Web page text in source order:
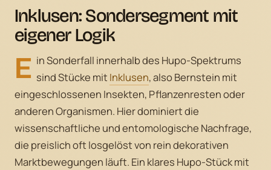
Inklusen: Sondersegment mit
eigener Logik
E in Sonderfall innerhalb des Hupo-Spektrums
sind Stücke mit Inklusen, also Bernstein mit
eingeschlossenen Insekten, Pflanzenresten oder
anderen Organismen. Hier dominiert die
wissenschaftliche und entomologische Nachfrage,
die preislich oft losgelöst von rein dekorativen
Marktbewegungen läuft. Ein klares Hupo-Stück mit